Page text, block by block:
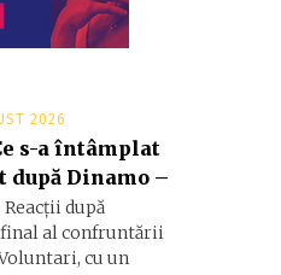
2026
s-a întâmplat
după Dinamo –
Reacții după
al confruntării
cu un